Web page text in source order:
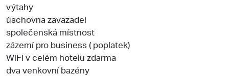
výtahy
úschovna zavazadel
společenská místnost
zázemí pro business ( poplatek)
WiFi v celém hotelu zdarma
dva venkovní bazény